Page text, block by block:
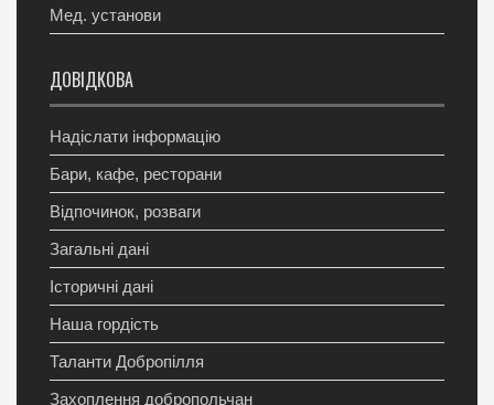
Мед. установи
ДОВІДКОВА
Надіслати інформацію
Бари, кафе, ресторани
Відпочинок, розваги
Загальні дані
Історичні дані
Наша гордість
Таланти Добропілля
Захоплення добропольчан